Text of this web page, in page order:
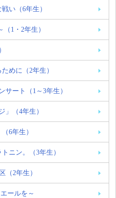
い（6年生）
1・2年生）
めに（2年生）
サート（1～3年生）
」（4年生）
6年生）
ニン。（3年生）
（2年生）
ールを～